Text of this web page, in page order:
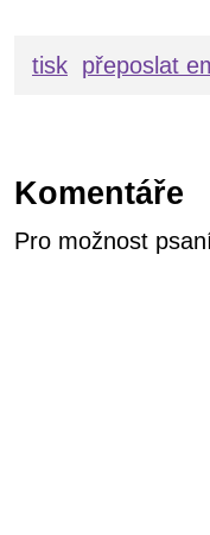
tisk přeposlat
Komentáře
Pro možnost